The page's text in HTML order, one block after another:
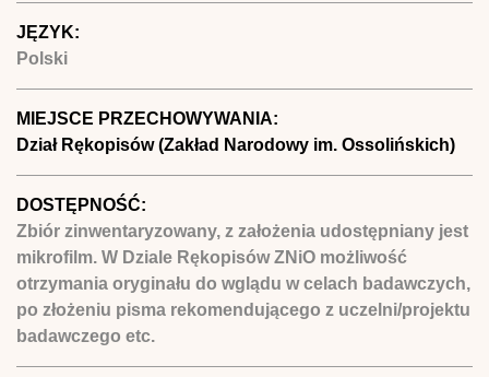
JĘZYK:
Polski
MIEJSCE PRZECHOWYWANIA:
Dział Rękopisów (Zakład Narodowy im. Ossolińskich)
DOSTĘPNOŚĆ:
Zbiór zinwentaryzowany, z założenia udostępniany jest
mikrofilm. W Dziale Rękopisów ZNiO możliwość
otrzymania oryginału do wglądu w celach badawczych,
po złożeniu pisma rekomendującego z uczelni/projektu
badawczego etc.